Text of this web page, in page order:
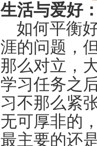
生活与爱好
如何平衡
涯的问题，
那么对立，
学习任务之
习不那么紧
无可厚非的
最主要的还